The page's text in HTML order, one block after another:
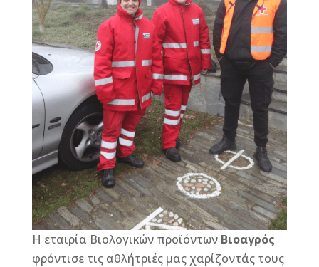
Η εταιρία Βιολογικών προϊόντων Βιοαγρός
φρόντισε τις αθλήτριές μας χαρίζοντάς τους